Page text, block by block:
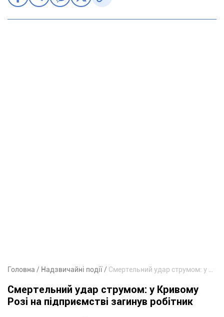
Головна Надзвичайні події
Смертельний удар струмом: у Кривому
Розі на підприємстві загинув робітник